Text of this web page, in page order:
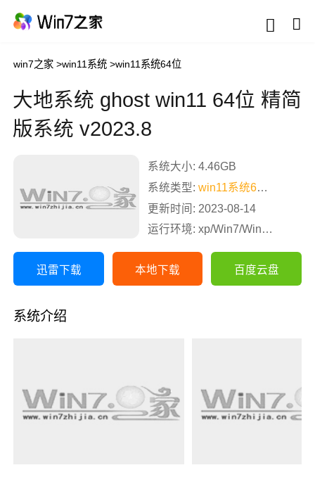
win7之家 >win11系统 >win11系统64位
大地系统 ghost win11 64位 精简
版系统 v2023.8
系统大小: 4.46GB
系统类型:win11系统64位
更新时间: 2023-08-14
运行环境: xp/Win7/Win8/Win10
迅雷下载 本地下载 百度云盘
系统介绍